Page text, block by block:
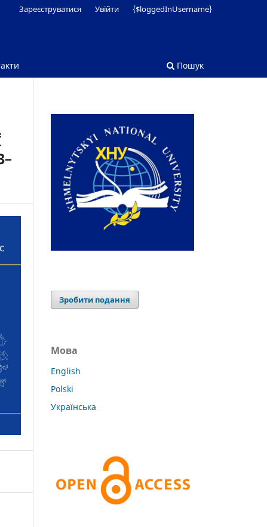
Пошук
Зареєструватися Увійти {$loggedInUsername}
Зробити подання
Мова
English
Polski
Українська